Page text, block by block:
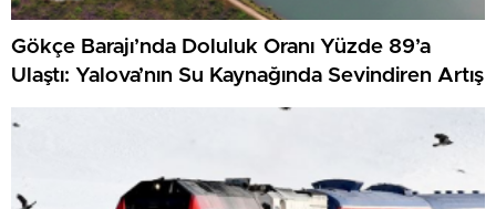
Gökçe Barajı’nda Doluluk Oranı Yüzde 89’a
Ulaştı: Yalova’nın Su Kaynağında Sevindiren Artış